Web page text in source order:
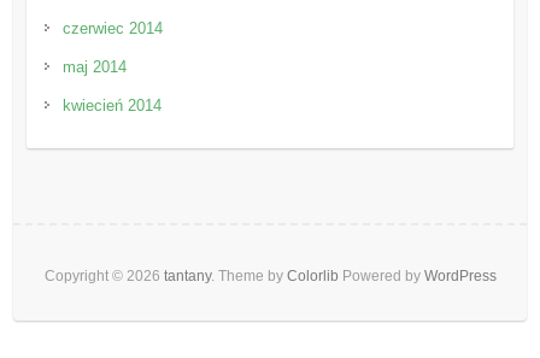
czerwiec 2014
maj 2014
kwiecień 2014
Copyright © 2026 tantany. Theme by Colorlib Powered by WordPress